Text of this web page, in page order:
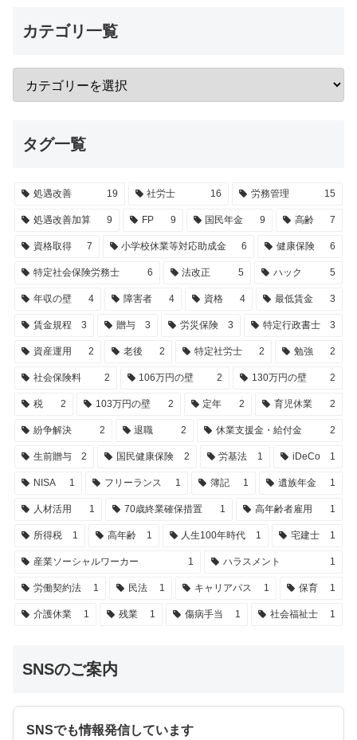
カテゴリ一覧
タグ一覧
処遇改善 19 社労士 16 労務管理 15
処遇改善加算 9 FP 9 国民年金 9 高齢 7
資格取得 7 小学校休業等対応助成金 6 健康保険 6
特定社会保険労務士 6 法改正 5 ハック 5
年収の壁 4 障害者 4 資格 4 最低賃金 3
賃金規程 3 贈与 3 労災保険 3 特定行政書士 3
資産運用 2 老後 2 特定社労士 2 勉強 2
社会保険料 2 106万円の壁 2 130万円の壁 2
税 2 103万円の壁 2 定年 2 育児休業 2
紛争解決 2 退職 2 休業支援金・給付金 2
生前贈与 2 国民健康保険 2 労基法 1 iDeCo 1
NISA 1 フリーランス 1 簿記 1 遺族年金 1
人材活用 1 70歳終業確保措置 1 高年齢者雇用 1
所得税 1 高年齢 1 人生100年時代 1 宅建士 1
産業ソーシャルワーカー 1 ハラスメント 1
労働契約法 1 民法 1 キャリアパス 1 保育 1
介護休業 1 残業 1 傷病手当 1 社会福祉士 1
SNSのご案内
SNSでも情報発信しています